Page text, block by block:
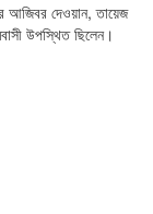
আজিবর দেওয়ান, তায়েজ
উপস্থিত ছিলেন।